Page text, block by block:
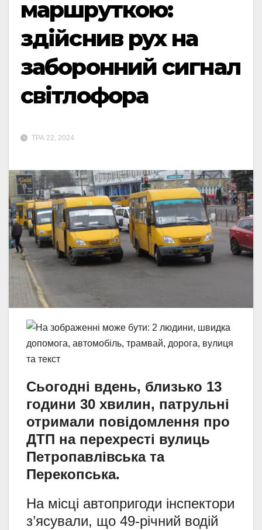
маршруткою:
здійснив рух на
заборонний сигнал
світлофора
ТРА 22, 2024
Сьогодні вдень, близько 13
години 30 хвилин, патрульні
отримали повідомлення про
ДТП на перехресті вулиць
Петропавлівська та
Перекопська.
На місці автопригоди інспектори
з’ясували, що 49-річний водій